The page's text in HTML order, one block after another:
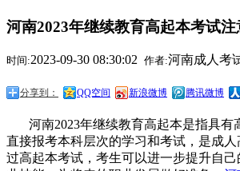
河南2023年继续教育高起本考试注
时间:2023-09-30 08:30:02 作者:河南成人考
分享到： QQ空间 新浪微博 腾讯微博
河南2023年继续教育高起本是指具有
直接报考本科层次的学习和考试，是成
过高起本考试，考生可以进一步提升自